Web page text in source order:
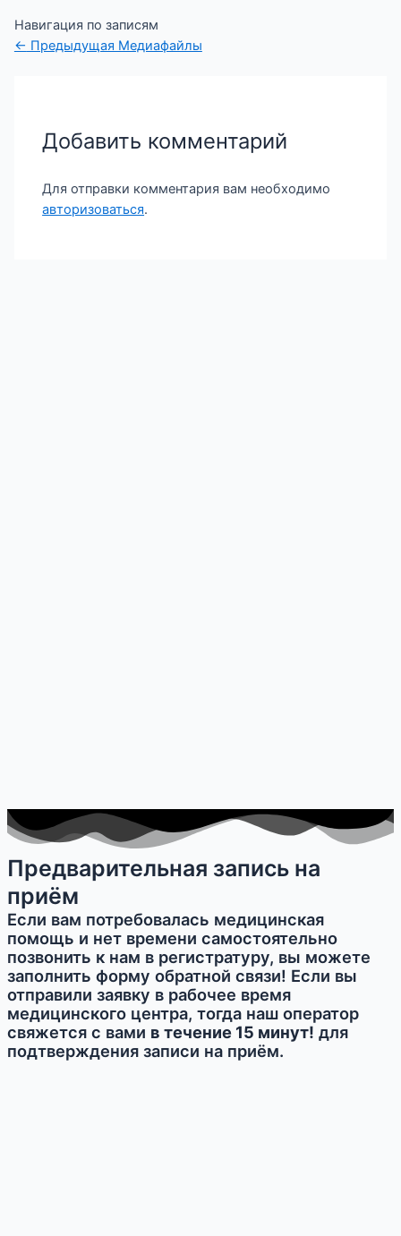
Навигация по записям
← Предыдущая Медиафайлы
Добавить комментарий
Для отправки комментария вам необходимо
авторизоваться.
Предварительная запись на
приём
Если вам потребовалась медицинская
помощь и нет времени самостоятельно
позвонить к нам в регистратуру, вы можете
заполнить форму обратной связи! Если вы
отправили заявку в рабочее время
медицинского центра, тогда наш оператор
свяжется с вами в течение 15 минут! для
подтверждения записи на приём.